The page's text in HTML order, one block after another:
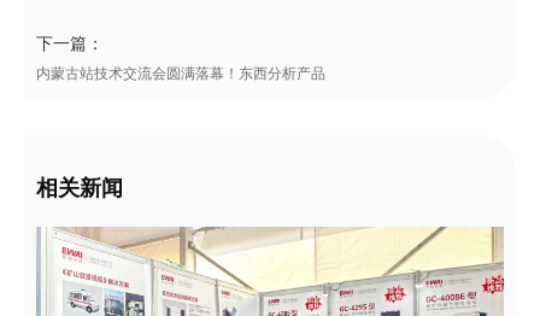
下一篇：
内蒙古站技术交流会圆满落幕！东西分析产品
相关新闻